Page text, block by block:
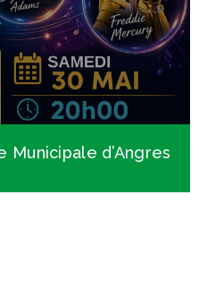
Municipale d’Angres